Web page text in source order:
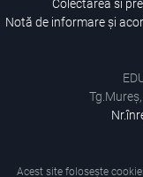
Colectarea si
Notă de informare și
Acest site folosește